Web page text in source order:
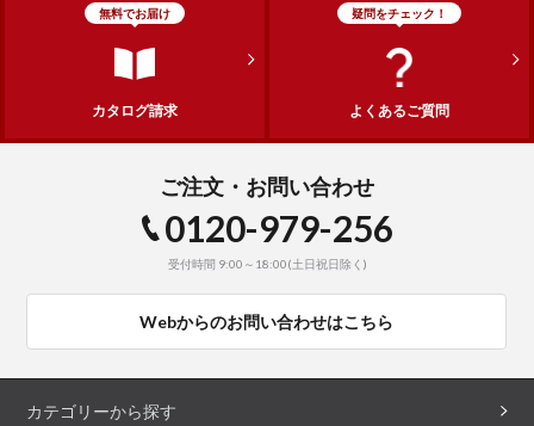
無料でお届け
カタログ請求
疑問をチェック！
よくあるご質問
ご注文・お問い合わせ
0120-979-256
受付時間 9:00～18:00(土日祝日除く)
Webからのお問い合わせはこちら
カテゴリーから探す